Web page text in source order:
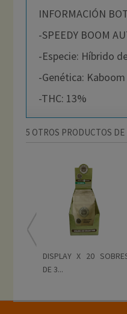
INFORMACIÓN
-SPEEDY BOOM
-Especie: Híbrido
-Genética:
-THC: 13%
5 OTROS PRODUCTOS DE
DISPLAY X 20
DE 3...